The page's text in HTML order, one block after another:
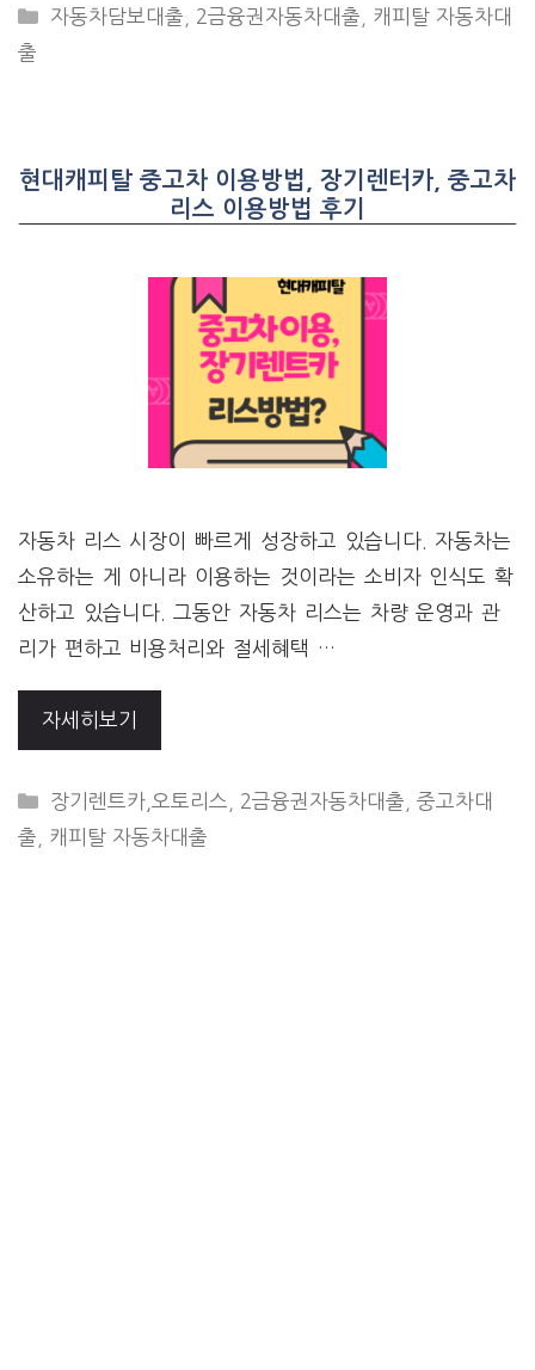
CATEGORIES
자동차담보대출 2금융권자동차대출
캐피탈 자동차대
출
현대캐피탈 중고차 이용방법, 장기렌터카, 중고차
리스 이용방법 후기
자동차 리스 시장이 빠르게 성장하고 있습니다. 자동차는
소유하는 게 아니라 이용하는 것이라는 소비자 인식도 확
산하고 있습니다. 그동안 자동차 리스는 차량 운영과 관
리가 편하고 비용처리와 절세혜택 …
자세히보기
CATEGORIES
장기렌트카,오토리스 2금융권자동차대출 ,중고차대
출
캐피탈 자동차대출